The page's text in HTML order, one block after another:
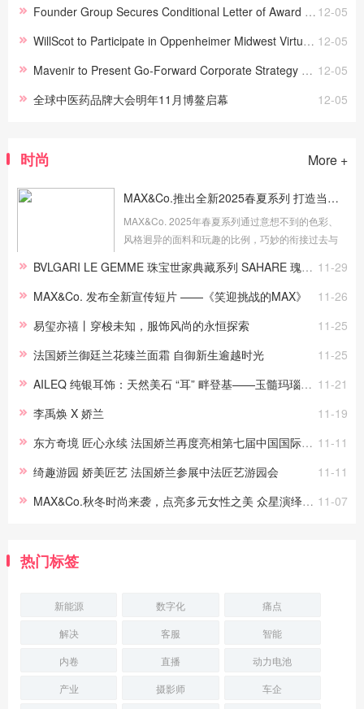
12-05
Founder Group Secures Conditional Letter of Award Worth Approximately US$68 Million for a 100MW Sola
12-05
WillScot to Participate in Oppenheimer Midwest Virtual Summit
12-05
Mavenir to Present Go-Forward Corporate Strategy at Annual Global Analyst Event in Dallas
12-05
全球中医药品牌大会明年11月博鳌启幕
时尚 More +
MAX&Co.推出全新2025春夏系列 打造当代衣橱新灵感
MAX&Co. 2025年春夏系列通过意想不到的色彩、
风格迥异的面料和玩趣的比例，巧妙的衔接过去与
计，打造出既实用又不失风格的当代衣橱。春夏系
列将经典款的西装外套、衬衫...
11-29
BVLGARI LE GEMME 珠宝世家典藏系列 SAHARE 瑰玉宝石香氛华美上市
11-26
MAX&Co. 发布全新宣传短片 ——《笑迎挑战的MAX》
11-25
易玺亦禧丨穿梭未知，服饰风尚的永恒探索
11-25
法国娇兰御廷兰花臻兰面霜 自御新生逾越时光
11-21
AILEQ 纯银耳饰：天然美石 “耳” 畔登基——玉髓玛瑙的时尚加冕礼
11-19
李禹焕 X 娇兰
11-11
东方奇境 匠心永续 法国娇兰再度亮相第七届中国国际进口博览会
11-11
绮趣游园 娇美匠艺 法国娇兰参展中法匠艺游园会
11-07
MAX&Co.秋冬时尚来袭，点亮多元女性之美 众星演绎MAX&Co.独特魅力
热门标签
新能源 数字化
痛点
解决
客服
智能
内卷
直播
动力电池
产业
摄影师 车企